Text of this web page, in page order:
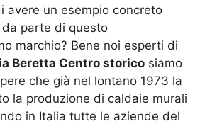
avere un esempio concreto
da parte di questo
marchio? Bene noi esperti di
Beretta Centro storico siamo
che già nel lontano 1973 la
la produzione di caldaie murali
in Italia tutte le aziende del